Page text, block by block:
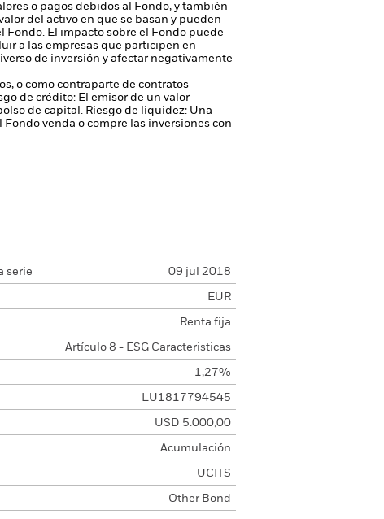
o pagos debidos al Fondo, y también
del activo en que se basan y pueden
Fondo. El impacto sobre el Fondo puede
a las empresas que participen en
de inversión y afectar negativamente
o como contraparte de contratos
de crédito: El emisor de un valor
de capital. Riesgo de liquidez: Una
venda o compre las inversiones con
serie 09 jul 2018
EUR
Renta fija
Artículo 8 - ESG Caracteristicas
1,27%
LU1817794545
USD 5.000,00
Acumulación
UCITS
Other Bond